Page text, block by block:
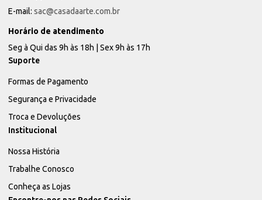
E-mail: sac@casadaarte.com.br
Horário de atendimento
Seg à Qui das 9h às 18h | Sex 9h às 17h
Suporte
Formas de Pagamento
Segurança e Privacidade
Troca e Devoluções
Institucional
Nossa História
Trabalhe Conosco
Conheça as Lojas